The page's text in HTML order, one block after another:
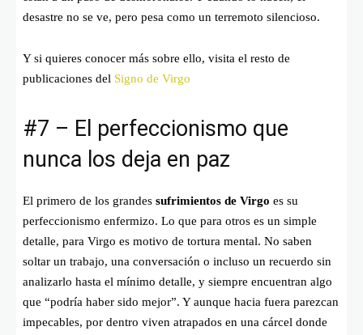
desastre no se ve, pero pesa como un terremoto silencioso.
Y si quieres conocer más sobre ello, visita el resto de
publicaciones del Signo de Virgo
#7 – El perfeccionismo que
nunca los deja en paz
El primero de los grandes sufrimientos de Virgo es su
perfeccionismo enfermizo. Lo que para otros es un simple
detalle, para Virgo es motivo de tortura mental. No saben
soltar un trabajo, una conversación o incluso un recuerdo sin
analizarlo hasta el mínimo detalle, y siempre encuentran algo
que “podría haber sido mejor”. Y aunque hacia fuera parezcan
impecables, por dentro viven atrapados en una cárcel donde